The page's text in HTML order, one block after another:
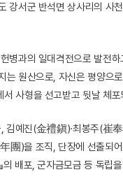
강서군 반석면 상사리의 사
병과의 일대격전으로 발전
는 원산으로, 자신은 평양으
서 사형을 선고받고 뒷날 체
김예진(金禮鎭)·최봉주(崔
團)을 조직, 단장에 선출되
의 배포, 군자금모금 등 독립